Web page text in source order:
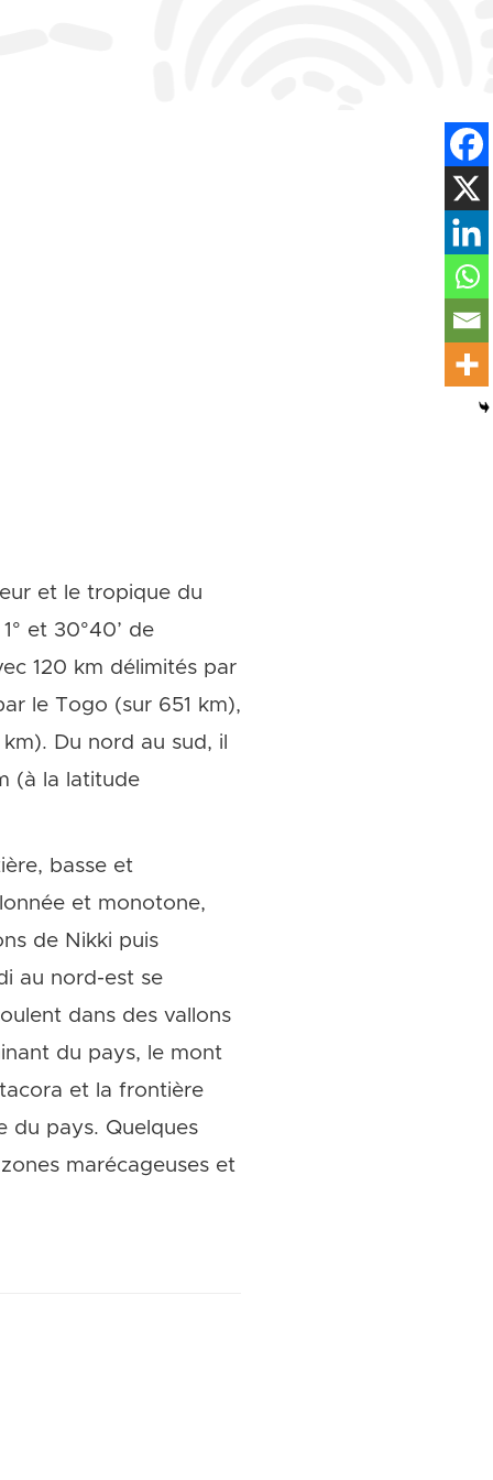
et le tropique du
et 30°40’ de
120 km délimités par
le Togo (sur 651 km),
Du nord au sud, il
(à la latitude
basse et
et monotone,
de Nikki puis
au nord-est se
dans des vallons
du pays, le mont
et la frontière
du pays. Quelques
marécageuses et